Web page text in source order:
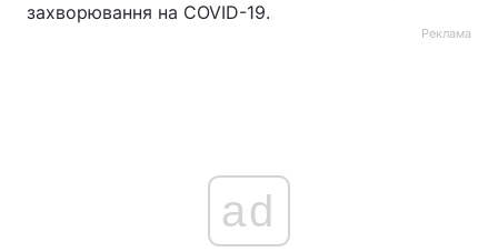
захворювання на COVID-19.
Реклама
ad